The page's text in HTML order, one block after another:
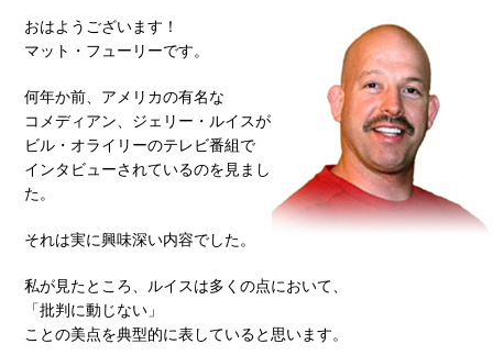
おはようございます！
マット・フューリーです。
何年か前、アメリカの有名な
コメディアン、ジェリー・ルイスが
ビル・オライリーのテレビ番組で
インタビューされているのを見まし
た。
それは実に興味深い内容でした。
私が見たところ、ルイスは多くの点において、
「批判に動じない」
ことの美点を典型的に表していると思います。